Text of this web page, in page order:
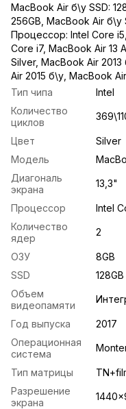
MacBook Air б\у SSD:
256GB MacBook Air б\у
Процессор: Intel Core i5
Core i7, MacBook Air 13
Silver, MacBook Air 2013
Air 2015 б\у MacBook
Тип чипа
Intel
Количество
циклов
Цвет
Silver
Модель
Диагональ
экрана
13,3"
Процессор
Intel
Количество
ядер
2
ОЗУ
8GB
SSD
128GB
Объем
видеопамяти
Год выпуска
2017
Операционная
система
Тип матрицы
Разрешение
экрана